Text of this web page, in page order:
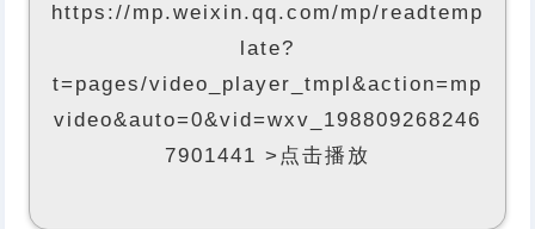
https://mp.weixin.qq.com/mp/readtemp
late?
t=pages/video_player_tmpl&action=mp
video&auto=0&vid=wxv_198809268246
7901441 >点击播放